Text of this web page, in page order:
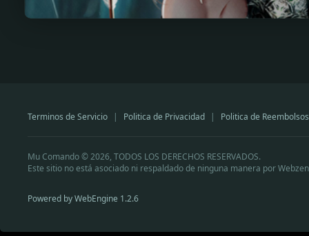
Terminos de Servicio | Politica de Privacidad | Politica de Reembolsos
Mu Comando © 2026, TODOS LOS DERECHOS RESERVADOS.
Este sitio no está asociado ni respaldado de ninguna manera por
Powered by WebEngine 1.2.6